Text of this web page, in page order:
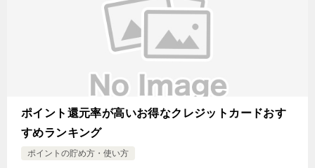
ポイント還元率が高いお得なクレジットカードおす
すめランキング
ポイントの貯め方・使い方